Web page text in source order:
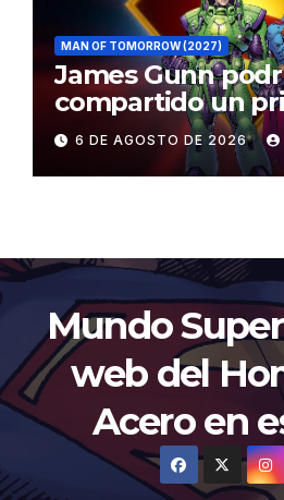
MAN OF TOMORROW (2027)
James Gunn
compartido un
al traje de
6 DE AGOSTO DE 2026
Mundo
web del
Acero en